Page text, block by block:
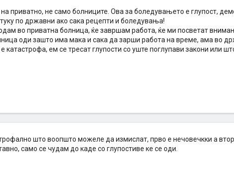
приватно, не само болниците. Ова за боледувањето е глупост,
по државни ако сака рецепти и боледувања!
во приватна болница, ќе завршам работа, ќе ми посветат
оди зашто има мака и сака да зарши работа на време, ама во
ем се тресат глупости со уште поглупави закони или што
што воопшто можеле да измислат, прво е нечовечкки а
само се чудам до каде со глупостиве ке се оди.